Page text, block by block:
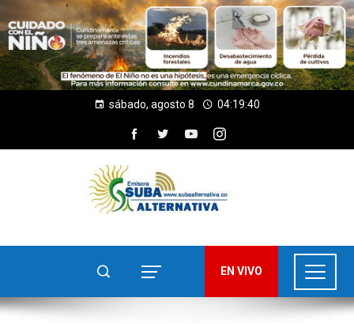
sábado, agosto 8 04:19:42
EN VIVO